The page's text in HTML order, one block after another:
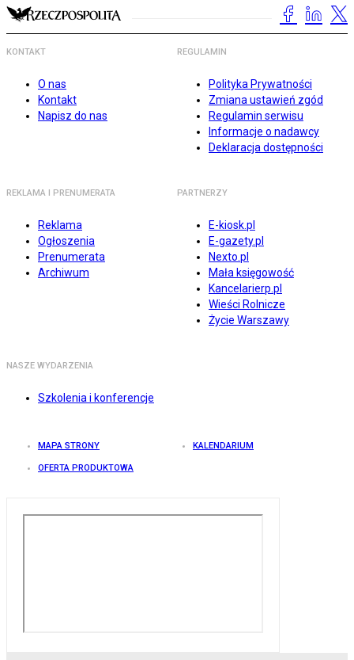
KONTAKT
O nas
Kontakt
Napisz do nas
REGULAMIN
Polityka Prywatności
Zmiana ustawień zgód
Regulamin serwisu
Informacje o nadawcy
Deklaracja dostępności
REKLAMA I PRENUMERATA
Reklama
Ogłoszenia
Prenumerata
Archiwum
PARTNERZY
E-kiosk.pl
E-gazety.pl
Nexto.pl
Mała księgowość
Kancelarierp.pl
Wieści Rolnicze
Życie Warszawy
NASZE WYDARZENIA
Szkolenia i konferencje
MAPA STRONY KALENDARIUM
OFERTA PRODUKTOWA